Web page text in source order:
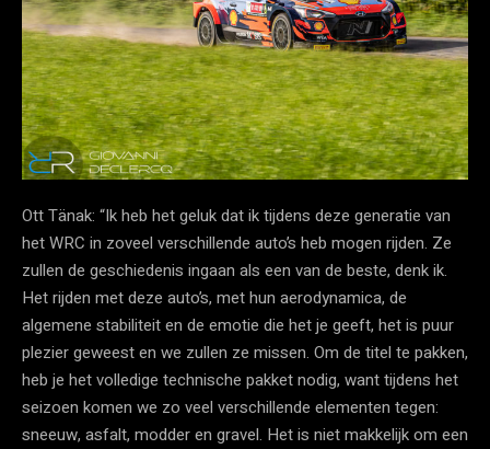
Ott Tänak: “Ik heb het geluk dat ik tijdens deze generatie van
het WRC in zoveel verschillende auto’s heb mogen rijden. Ze
zullen de geschiedenis ingaan als een van de beste, denk ik.
Het rijden met deze auto’s, met hun aerodynamica, de
algemene stabiliteit en de emotie die het je geeft, het is puur
plezier geweest en we zullen ze missen. Om de titel te pakken,
heb je het volledige technische pakket nodig, want tijdens het
seizoen komen we zo veel verschillende elementen tegen:
sneeuw, asfalt, modder en gravel. Het is niet makkelijk om een